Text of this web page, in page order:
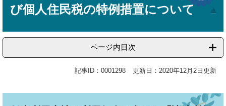
び個人住民税の特例措置について
ページ内目次
記事ID：0001298 更新日：2020年12月2日更新